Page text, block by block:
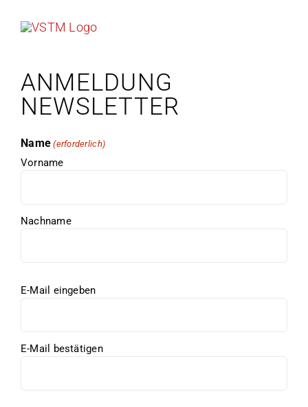
Inhalt
ANMELDUNG
NEWSLETTER
Name (erforderlich)
Vorname
Nachname
E-
Mail
E-Mail eingeben
E-Mail bestätigen